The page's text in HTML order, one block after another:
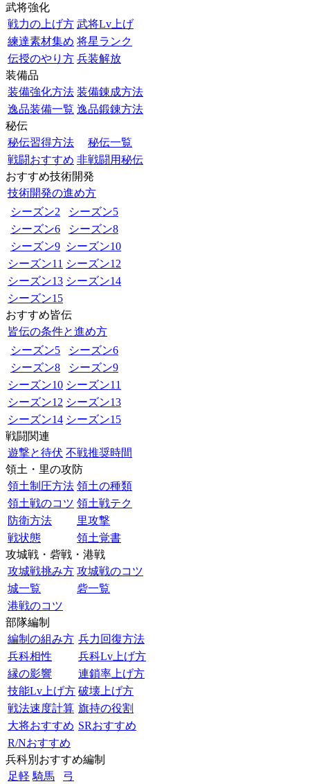
武将強化
戦力の上げ方 武将Lv上げ
練達素材集め 将星ランク
伝授のやり方 兵装解放
装備品
装備強化方法 装備錬成方法
逸品装備一覧 逸品鍛錬方法
秘伝
秘伝習得方法
秘伝一覧
戦闘おすすめ 非戦闘用秘伝
おすすめ技術開発
技術開発の進め方
シーズン2
シーズン5
シーズン6
シーズン8
シーズン9 シーズン10
シーズン11 シーズン12
シーズン13 シーズン14
シーズン15
おすすめ皆伝
皆伝の条件と進め方
シーズン5
シーズン6
シーズン8
シーズン9
シーズン10 シーズン11
シーズン12 シーズン13
シーズン14 シーズン15
戦闘関連
遊撃と待伏 不戦推奨時間
領土・里の攻防
領土制圧方法 領土の種類
領土戦のコツ 領土戦テク
防衛方法
里攻撃
戦状態
領土覚書
攻城戦・砦戦・港戦
攻城戦挑み方 攻城戦のコツ
城一覧
砦一覧
港戦のコツ
部隊編制
編制の組み方 兵力回復方法
兵科相性
兵科Lv上げ方
縁の影響
連鎖率上げ方
技能Lv上げ方 破壊上げ方
戦法速度計算 旗持の役割
大将おすすめ SRおすすめ
R/Nおすすめ
兵科別おすすめ編制
足軽 騎馬 弓